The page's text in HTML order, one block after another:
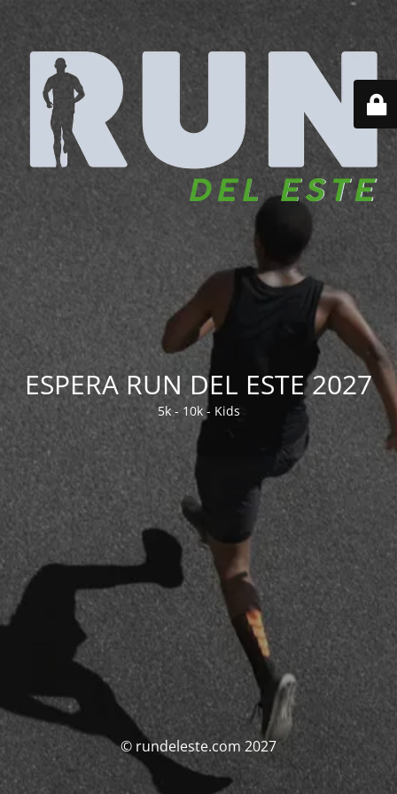
ESPERA RUN DEL ESTE 2027
5k - 10k - Kids
© rundeleste.com 2027